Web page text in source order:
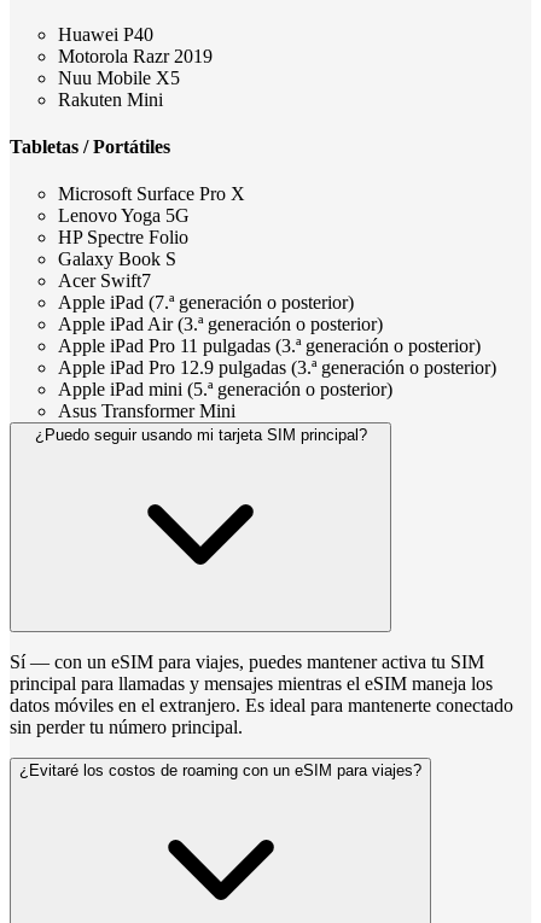
Huawei P40
Motorola Razr 2019
Nuu Mobile X5
Rakuten Mini
Tabletas / Portátiles
Microsoft Surface Pro X
Lenovo Yoga 5G
HP Spectre Folio
Galaxy Book S
Acer Swift7
Apple iPad (7.ª generación o posterior)
Apple iPad Air (3.ª generación o posterior)
Apple iPad Pro 11 pulgadas (3.ª generación o posterior)
Apple iPad Pro 12.9 pulgadas (3.ª generación o posterior)
Apple iPad mini (5.ª generación o posterior)
Asus Transformer Mini
¿Puedo seguir usando mi tarjeta SIM principal?
Sí — con un eSIM para viajes, puedes mantener activa tu SIM
principal para llamadas y mensajes mientras el eSIM maneja los
datos móviles en el extranjero. Es ideal para mantenerte conectado
sin perder tu número principal.
¿Evitaré los costos de roaming con un eSIM para viajes?